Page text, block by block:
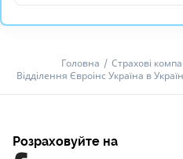
Головна Страхові
Відділення Євроінс Україна в
Розраховуйте на